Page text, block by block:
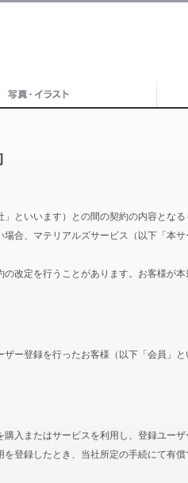
といいます）との間の契約の内容とな
合、マテリアルズサービス（以下「本
改定を行うことがあります。お客様が
ー登録を行ったお客様（以下「会員」
入またはサービスを利用し、登録ユー
登録したとき、当社所定の手続にて有